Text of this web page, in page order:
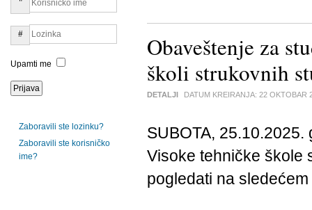
Obaveštenje za
školi strukovnih
DETALJI DATUM KREIRANJA: 22 OKTOBAR
SUBOTA,
Visoke tehničke škole
pogledati na sledećem
Upamti me
Zaboravili ste lozinku?
Zaboravili ste korisničko
ime?